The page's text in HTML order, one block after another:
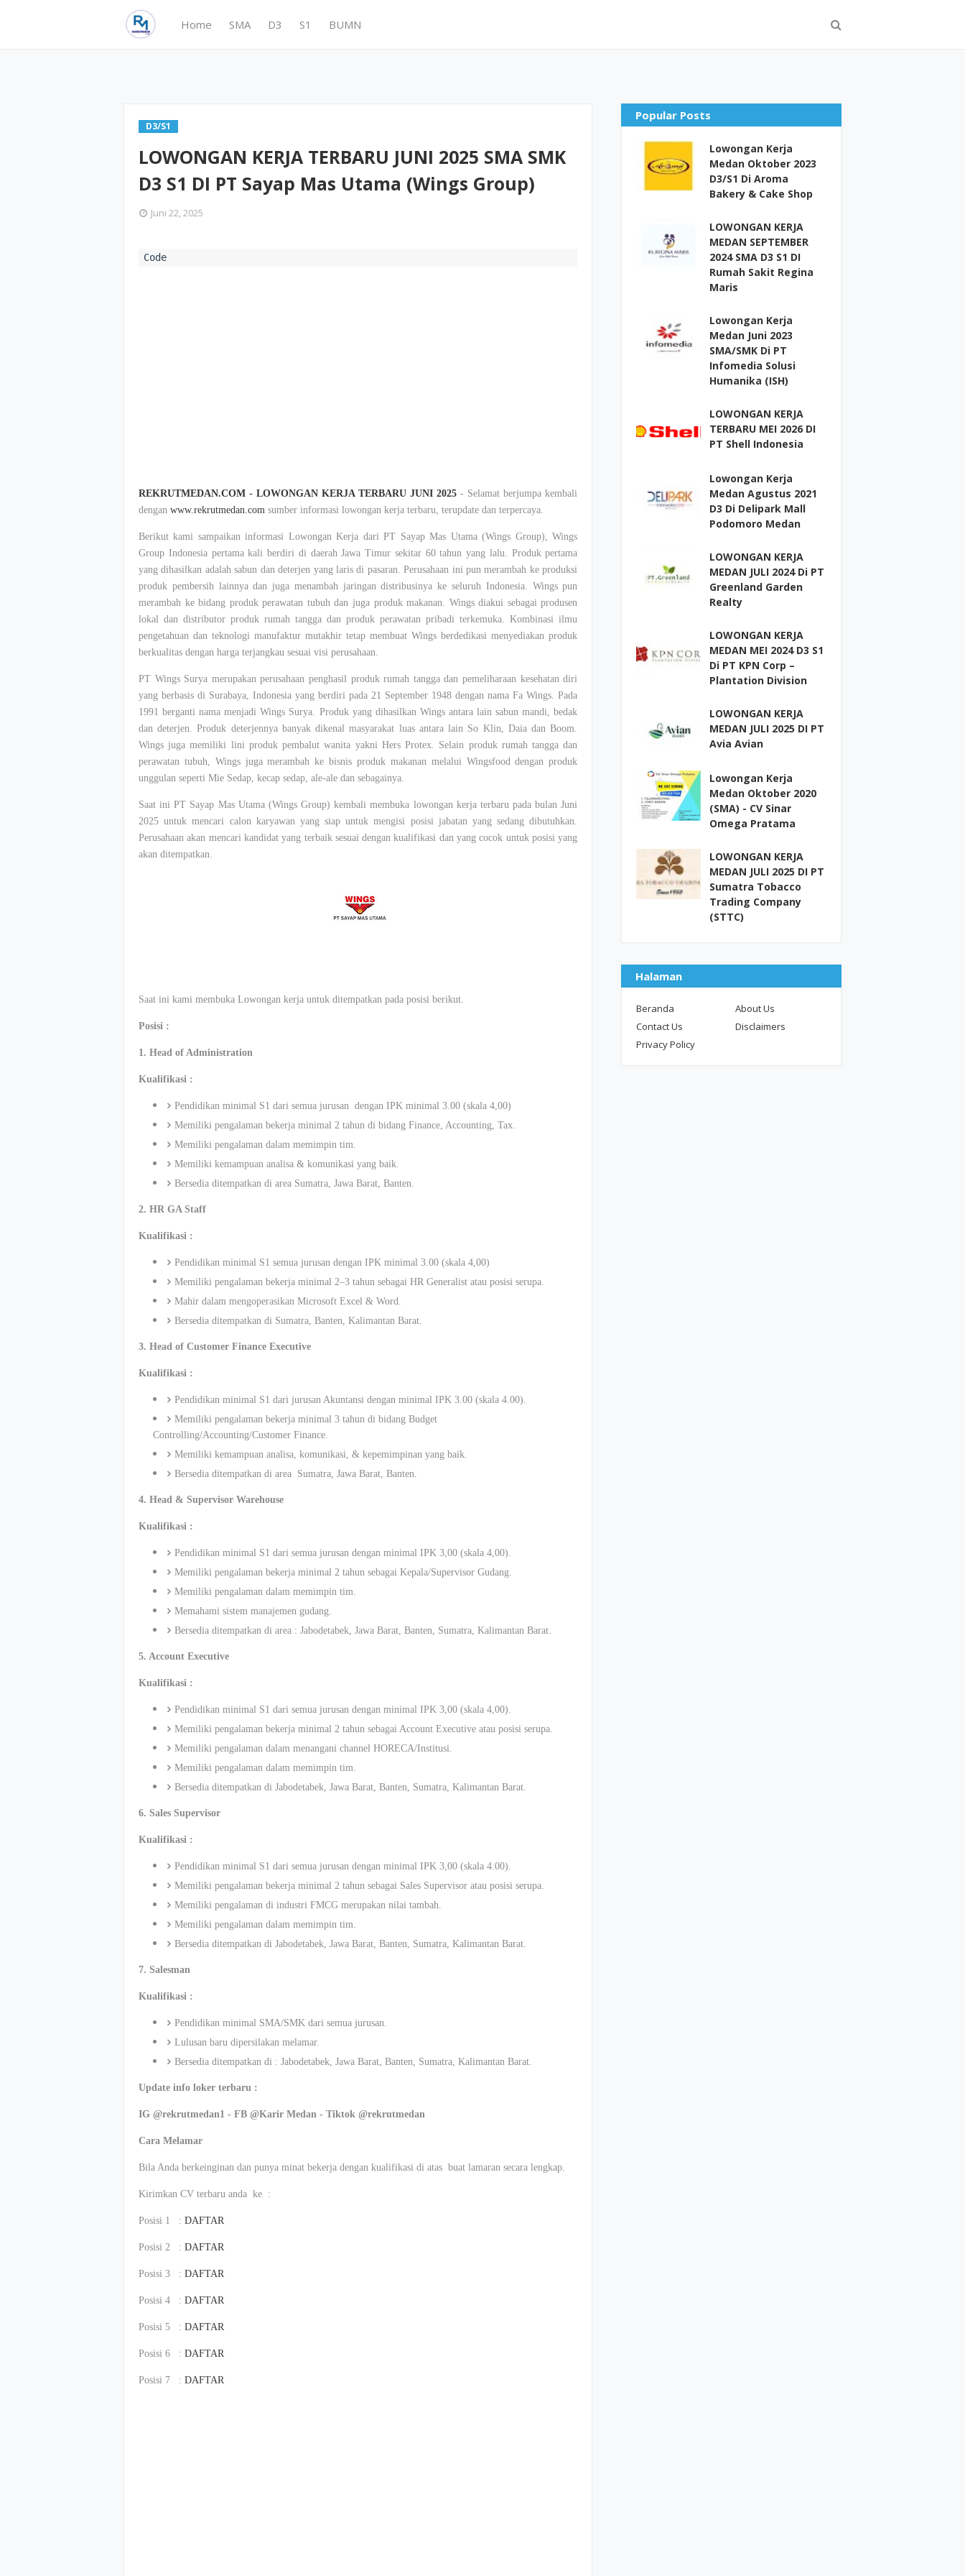
Home SMA D3 S1 BUMN
D3/S1
LOWONGAN KERJA TERBARU JUNI 2025 SMA SMK
D3 S1 DI PT Sayap Mas Utama (Wings Group)
Juni 22, 2025
REKRUTMEDAN.COM - LOWONGAN KERJA TERBARU JUNI 2025 - Selamat berjumpa kembali
dengan www.rekrutmedan.com sumber informasi lowongan kerja terbaru, terupdate dan terpercaya.
Berikut kami sampaikan informasi Lowongan Kerja dari PT Sayap Mas Utama (Wings Group), Wings
Group Indonesia pertama kali berdiri di daerah Jawa Timur sekitar 60 tahun yang lalu. Produk pertama
yang dihasilkan adalah sabun dan deterjen yang laris di pasaran. Perusahaan ini pun merambah ke produksi
produk pembersih lainnya dan juga menambah jaringan distribusinya ke seluruh Indonesia. Wings pun
merambah ke bidang produk perawatan tubuh dan juga produk makanan. Wings diakui sebagai produsen
lokal dan distributor produk rumah tangga dan produk perawatan pribadi terkemuka. Kombinasi ilmu
pengetahuan dan teknologi manufaktur mutakhir tetap membuat Wings berdedikasi menyediakan produk
berkualitas dengan harga terjangkau sesuai visi perusahaan.
PT Wings Surya merupakan perusahaan penghasil produk rumah tangga dan pemeliharaan kesehatan diri
yang berbasis di Surabaya, Indonesia yang berdiri pada 21 September 1948 dengan nama Fa Wings. Pada
1991 berganti nama menjadi Wings Surya. Produk yang dihasilkan Wings antara lain sabun mandi, bedak
dan deterjen. Produk deterjennya banyak dikenal masyarakat luas antara lain So Klin, Daia dan Boom.
Wings juga memiliki lini produk pembalut wanita yakni Hers Protex. Selain produk rumah tangga dan
perawatan tubuh, Wings juga merambah ke bisnis produk makanan melalui Wingsfood dengan produk
unggulan seperti Mie Sedap, kecap sedap, ale-ale dan sebagainya.
Saat ini PT Sayap Mas Utama (Wings Group) kembali membuka lowongan kerja terbaru pada bulan Juni
2025 untuk mencari calon karyawan yang siap untuk mengisi posisi jabatan yang sedang dibutuhkan.
Perusahaan akan mencari kandidat yang terbaik sesuai dengan kualifikasi dan yang cocok untuk posisi yang
akan ditempatkan.
Saat ini kami membuka Lowongan kerja untuk ditempatkan pada posisi berikut.
Posisi :
1. Head of Administration
Kualifikasi :
Pendidikan minimal S1 dari semua jurusan dengan IPK minimal 3.00 (skala 4,00)
Memiliki pengalaman bekerja minimal 2 tahun di bidang Finance, Accounting, Tax.
Memiliki pengalaman dalam memimpin tim.
Memiliki kemampuan analisa & komunikasi yang baik.
Bersedia ditempatkan di area Sumatra, Jawa Barat, Banten.
2. HR GA Staff
Kualifikasi :
Pendidikan minimal S1 semua jurusan dengan IPK minimal 3.00 (skala 4,00)
Memiliki pengalaman bekerja minimal 2–3 tahun sebagai HR Generalist atau posisi serupa.
Mahir dalam mengoperasikan Microsoft Excel & Word.
Bersedia ditempatkan di Sumatra, Banten, Kalimantan Barat.
3. Head of Customer Finance Executive
Kualifikasi :
Pendidikan minimal S1 dari jurusan Akuntansi dengan minimal IPK 3.00 (skala 4.00).
Memiliki pengalaman bekerja minimal 3 tahun di bidang Budget
Controlling/Accounting/Customer Finance.
Memiliki kemampuan analisa, komunikasi, & kepemimpinan yang baik.
Bersedia ditempatkan di area Sumatra, Jawa Barat, Banten.
4. Head & Supervisor Warehouse
Kualifikasi :
Pendidikan minimal S1 dari semua jurusan dengan minimal IPK 3,00 (skala 4,00).
Memiliki pengalaman bekerja minimal 2 tahun sebagai Kepala/Supervisor Gudang.
Memiliki pengalaman dalam memimpin tim.
Memahami sistem manajemen gudang.
Bersedia ditempatkan di area : Jabodetabek, Jawa Barat, Banten, Sumatra, Kalimantan Barat.
5. Account Executive
Kualifikasi :
Pendidikan minimal S1 dari semua jurusan dengan minimal IPK 3,00 (skala 4,00).
Memiliki pengalaman bekerja minimal 2 tahun sebagai Account Executive atau posisi serupa.
Memiliki pengalaman dalam menangani channel HORECA/Institusi.
Memiliki pengalaman dalam memimpin tim.
Bersedia ditempatkan di Jabodetabek, Jawa Barat, Banten, Sumatra, Kalimantan Barat.
6. Sales Supervisor
Kualifikasi :
Pendidikan minimal S1 dari semua jurusan dengan minimal IPK 3,00 (skala 4.00).
Memiliki pengalaman bekerja minimal 2 tahun sebagai Sales Supervisor atau posisi serupa.
Memiliki pengalaman di industri FMCG merupakan nilai tambah.
Memiliki pengalaman dalam memimpin tim.
Bersedia ditempatkan di Jabodetabek, Jawa Barat, Banten, Sumatra, Kalimantan Barat.
7. Salesman
Kualifikasi :
Pendidikan minimal SMA/SMK dari semua jurusan.
Lulusan baru dipersilakan melamar.
Bersedia ditempatkan di : Jabodetabek, Jawa Barat, Banten, Sumatra, Kalimantan Barat.
Update info loker terbaru :
IG @rekrutmedan1 - FB @Karir Medan - Tiktok @rekrutmedan
Cara Melamar
Bila Anda berkeinginan dan punya minat bekerja dengan kualifikasi di atas buat lamaran secara lengkap.
Kirimkan CV terbaru anda ke :
Posisi 1 : DAFTAR
Posisi 2 : DAFTAR
Posisi 3 : DAFTAR
Posisi 4 : DAFTAR
Posisi 5 : DAFTAR
Posisi 6 : DAFTAR
Posisi 7 : DAFTAR
Popular Posts
Lowongan Kerja
Medan Oktober 2023
D3/S1 Di Aroma
Bakery & Cake Shop
LOWONGAN KERJA
MEDAN SEPTEMBER
2024 SMA D3 S1 DI
Rumah Sakit Regina
Maris
Lowongan Kerja
Medan Juni 2023
SMA/SMK Di PT
Infomedia Solusi
Humanika (ISH)
LOWONGAN KERJA
TERBARU MEI 2026 DI
PT Shell Indonesia
Lowongan Kerja
Medan Agustus 2021
D3 Di Delipark Mall
Podomoro Medan
LOWONGAN KERJA
MEDAN JULI 2024 Di PT
Greenland Garden
Realty
LOWONGAN KERJA
MEDAN MEI 2024 D3 S1
Di PT KPN Corp –
Plantation Division
LOWONGAN KERJA
MEDAN JULI 2025 DI PT
Avia Avian
Lowongan Kerja
Medan Oktober 2020
(SMA) - CV Sinar
Omega Pratama
LOWONGAN KERJA
MEDAN JULI 2025 DI PT
Sumatra Tobacco
Trading Company
(STTC)
Halaman
Beranda
About Us
Contact Us
Disclaimers
Privacy Policy